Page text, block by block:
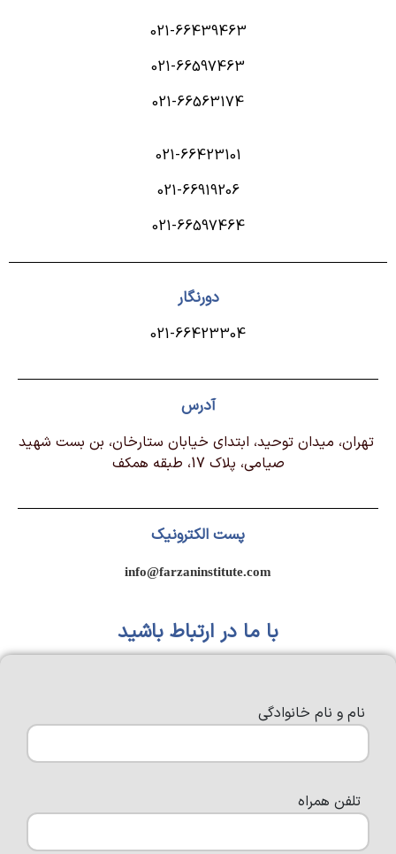
021-66439463
021-66597463
021-66563174
021-66423101
021-66919206
021-66597464
دورنگار
021-66423304
آدرس
تهران، ميدان توحيد، ابتداي خيابان ستارخان، بن بست شهيد
صيامي، پلاك 17، طبقه همكف
پست الکترونیک
info@farzaninstitute.com
با ما در ارتباط باشید
نام و نام خانوادگی
تلفن همراه